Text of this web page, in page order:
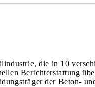
die in 10
Berichterstattung
der Beton-